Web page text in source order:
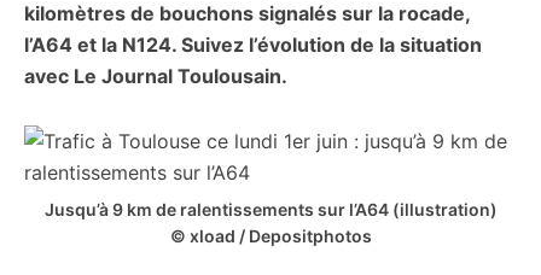
kilomètres de bouchons signalés sur la rocade,
l’A64 et la N124. Suivez l’évolution de la situation
avec Le Journal Toulousain.
Jusqu’à 9 km de ralentissements sur l’A64 (illustration)
© xload / Depositphotos